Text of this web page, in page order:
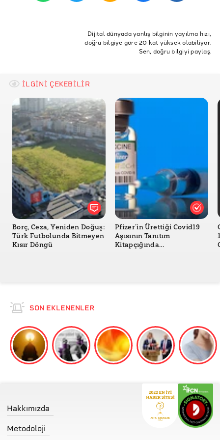
Ceza
Dijital dünyada yanlış bilginin yayılma hızı,
doğru bilgiye göre 20 kat yüksek olabiliyor.
Sen, doğru bilgiyi paylaş.
İLGİNİ ÇEKEBİLİR
Borç, Ceza, Yeniden Doğuş:
Türk Futbolunda Bitmeyen
Kısır Döngü
Pfizer’in Ürettiği Covid19
Aşısının Tanıtım
Kitapçığında
SON EKLENENLER
Hakkımızda
Metodoloji